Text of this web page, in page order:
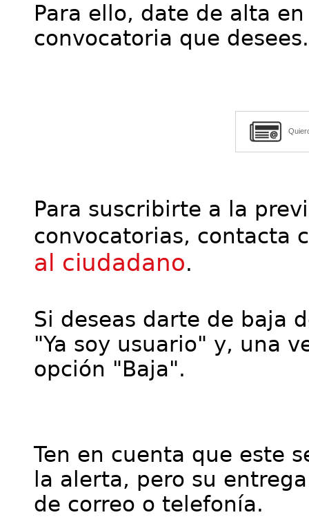
Para ello, date de alta
convocatoria que desees.
Para suscribirte a la
convocatorias, contacta
al ciudadano.
Si deseas darte de baja
"Ya soy usuario" y, una
opción "Baja".
Ten en cuenta que este
la alerta, pero su
de correo o telefonía.